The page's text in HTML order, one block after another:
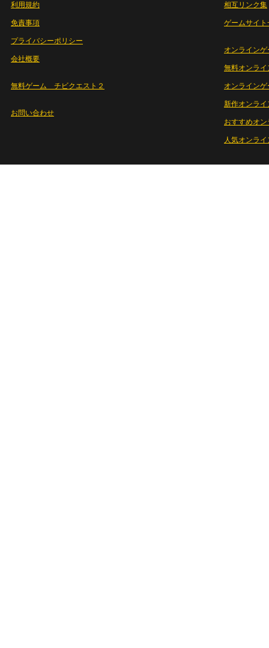
利用規約
免責事項
プライバシーポリシー
会社概要
無料ゲーム チビクエスト２
お問い合わせ
相互リンク集
ゲームサイト
オンラインゲ
無料オンライ
オンライン
新作オンライ
おすすめオ
人気オンラ